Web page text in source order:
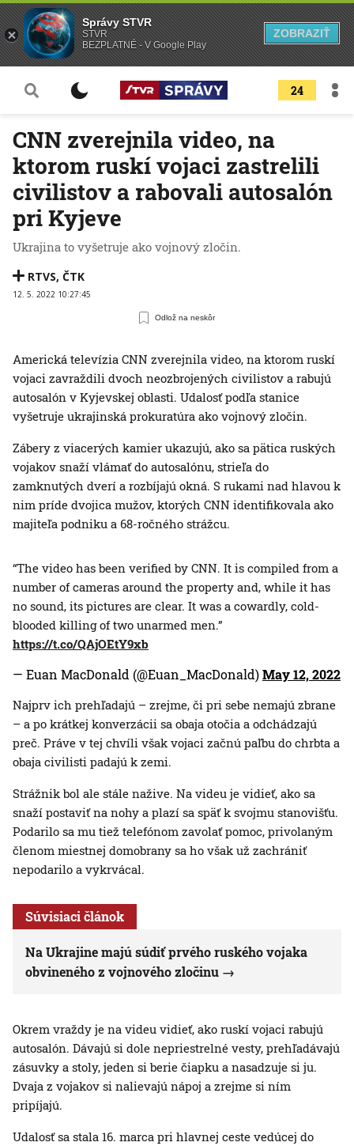
24
CNN zverejnila video, na
ktorom ruskí vojaci zastrelili
civilistov a rabovali autosalón
pri Kyjeve
Ukrajina to vyšetruje ako vojnový zločin.
RTVS, ČTK
12. 5. 2022 10:27:45
Odlož na neskôr
Americká televízia CNN zverejnila video, na ktorom ruskí
vojaci zavraždili dvoch neozbrojených civilistov a rabujú
autosalón v Kyjevskej oblasti. Udalosť podľa stanice
vyšetruje ukrajinská prokuratúra ako vojnový zločin.
Zábery z viacerých kamier ukazujú, ako sa pätica ruských
vojakov snaží vlámať do autosalónu, strieľa do
zamknutých dverí a rozbíjajú okná. S rukami nad hlavou k
nim príde dvojica mužov, ktorých CNN identifikovala ako
majiteľa podniku a 68-ročného strážcu.
“The video has been verified by CNN. It is compiled from a
number of cameras around the property and, while it has
no sound, its pictures are clear. It was a cowardly, cold-
blooded killing of two unarmed men.”
https://t.co/QAjOEtY9xb
— Euan MacDonald (@Euan_MacDonald)May 12, 2022
Najprv ich prehľadajú – zrejme, či pri sebe nemajú zbrane
– a po krátkej konverzácii sa obaja otočia a odchádzajú
preč. Práve v tej chvíli však vojaci začnú paľbu do chrbta a
obaja civilisti padajú k zemi.
Strážnik bol ale stále nažive. Na videu je vidieť, ako sa
snaží postaviť na nohy a plazí sa späť k svojmu stanovišťu.
Podarilo sa mu tiež telefónom zavolať pomoc, privolaným
členom miestnej domobrany sa ho však už zachrániť
nepodarilo a vykrvácal.
Súvisiaci článok
Na Ukrajine majú súdiť prvého ruského vojaka
obvineného z vojnového zločinu
Okrem vraždy je na videu vidieť, ako ruskí vojaci rabujú
autosalón. Dávajú si dole nepriestrelné vesty, prehľadávajú
zásuvky a stoly, jeden si berie čiapku a nasadzuje si ju.
Dvaja z vojakov si nalievajú nápoj a zrejme si ním
pripíjajú.
Udalosť sa stala 16. marca pri hlavnej ceste vedúcej do
Správy STVR
STVR
BEZPLATNÉ - V Google Play
ZOBRAZIŤ